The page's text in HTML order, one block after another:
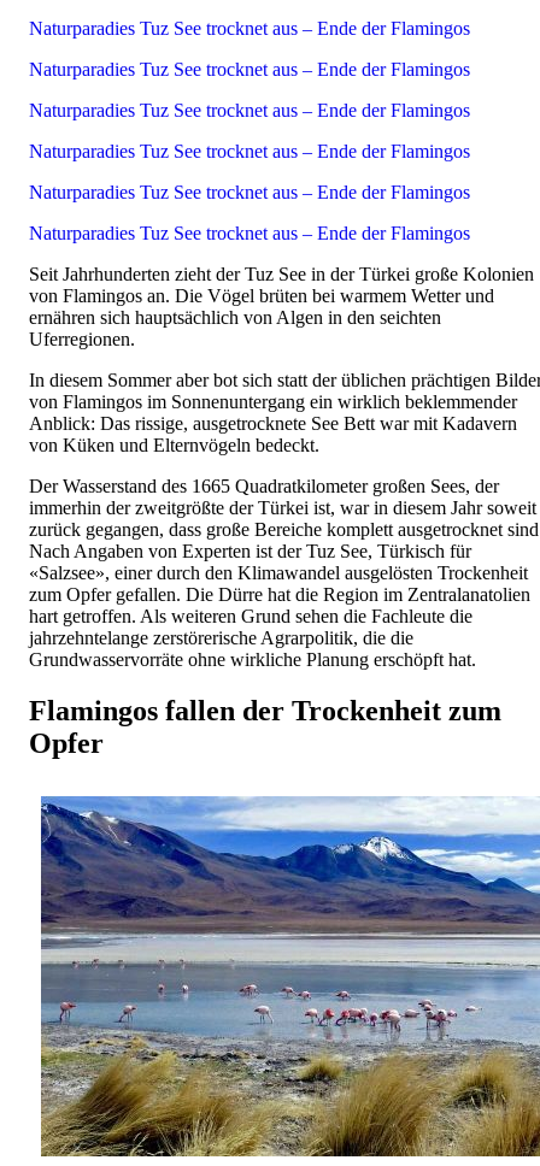
Naturparadies Tuz See trocknet aus – Ende der Flamingos
Naturparadies Tuz See trocknet aus – Ende der Flamingos
Naturparadies Tuz See trocknet aus – Ende der Flamingos
Naturparadies Tuz See trocknet aus – Ende der Flamingos
Naturparadies Tuz See trocknet aus – Ende der Flamingos
Naturparadies Tuz See trocknet aus – Ende der Flamingos
Seit Jahrhunderten zieht der Tuz See in der Türkei große Kolonien
von Flamingos an. Die Vögel brüten bei warmem Wetter und
ernähren sich hauptsächlich von Algen in den seichten
Uferregionen.
In diesem Sommer aber bot sich statt der üblichen prächtigen
von Flamingos im Sonnenuntergang ein wirklich beklemmender
Anblick: Das rissige, ausgetrocknete See Bett war mit Kadavern
von Küken und Elternvögeln bedeckt.
Der Wasserstand des 1665 Quadratkilometer großen Sees, der
immerhin der zweitgrößte der Türkei ist, war in diesem Jahr soweit
zurück gegangen, dass große Bereiche komplett ausgetrocknet
Nach Angaben von Experten ist der Tuz See, Türkisch für
«Salzsee», einer durch den Klimawandel ausgelösten Trockenheit
zum Opfer gefallen. Die Dürre hat die Region im Zentralanatolien
hart getroffen. Als weiteren Grund sehen die Fachleute die
jahrzehntelange zerstörerische Agrarpolitik, die die
Grundwasservorräte ohne wirkliche Planung erschöpft hat.
Flamingos fallen der Trockenheit zum
Opfer